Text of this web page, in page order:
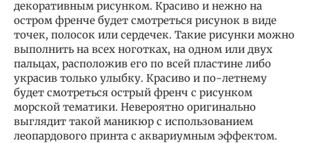
декоративным рисунком. Красиво и нежно на
остром френче будет смотреться рисунок в виде
точек, полосок или сердечек. Такие рисунки можно
выполнить на всех ноготках, на одном или двух
пальцах, расположив его по всей пластине либо
украсив только улыбку. Красиво и по-летнему
будет смотреться острый френч с рисунком
морской тематики. Невероятно оригинально
выглядит такой маникюр с использованием
леопардового принта с аквариумным эффектом.